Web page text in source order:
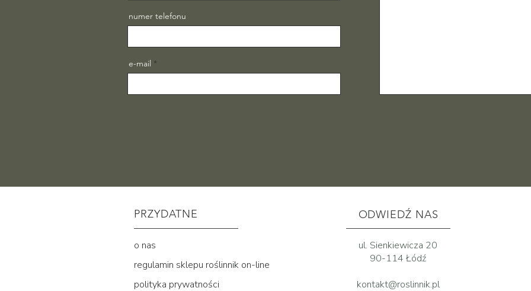
numer telefonu
e-mail
PRZYDATNE
o nas
regulamin sklepu roślinnik on-line
polityka prywatności
ODWIEDŹ NAS
ul. Sienkiewicza 20
90-114 Łódź
kontakt@roslinnik.pl